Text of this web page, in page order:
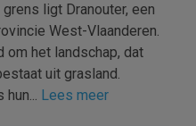
ligt Dranouter, een
West-Vlaanderen.
om het landschap, dat
uit grasland.
Lees meer